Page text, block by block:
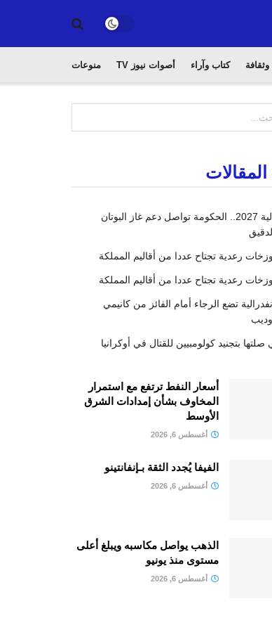
كتاب وآراء أصوات نيوز TV منوعات
مشروع مالية 2027.. الحكومة تواصل دعم غاز البوتان
رعدية تجتاح عددا من أقاليم المملكة
رعدية تجتاح عددا من أقاليم المملكة
تضع الرجاء أمام الفائز من كانيمي
صلتها بتجنيد كولومبيين للقتال في أوكرانيا
أسعار النفط ترتفع مع استمرار
المخاوف بشأن إمدادات الشرق
الأوسط
أغسطس 6, 2026
الفيفا يُجدد الثقة بـإنفانتينو
أغسطس 6, 2026
الذهب يواصل مكاسبه ويبلغ أعلى
مستوى منذ يونيو
أغسطس 6, 2026